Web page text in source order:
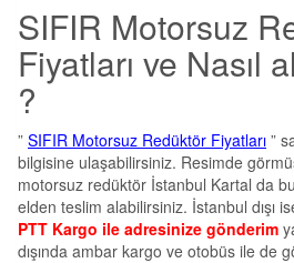
SIFIR Motorsuz
Fiyatları ve Nasıl
?
” SIFIR Motorsuz Redüktör Fiyatları ”
bilgisine ulaşabilirsiniz. Resimde
motorsuz redüktör İstanbul Kartal da
elden teslim alabilirsiniz. İstanbul dışı
PTT Kargo ile adresinize gönderim
dışında ambar kargo ve otobüs ile de